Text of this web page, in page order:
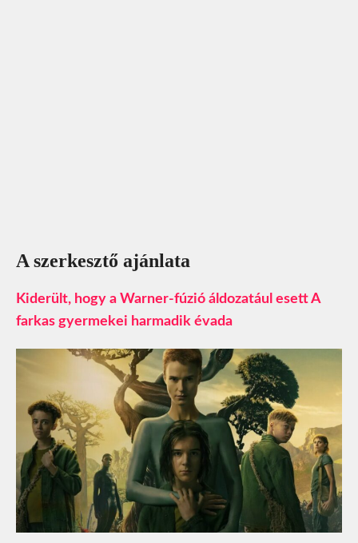
A szerkesztő ajánlata
Kiderült, hogy a Warner-fúzió áldozatául esett A
farkas gyermekei harmadik évada